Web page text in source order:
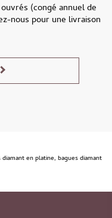
ouvrés (congé annuel de
nous pour une livraison
diamant en platine, bagues diamant